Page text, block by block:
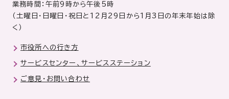
業務時間：午前9時から午後5時
（土曜日・日曜日・祝日と12月29日から1月3日の年末年始は除
く）
市役所への行き方
サービスセンター、サービスステーション
ご意見・お問い合わせ